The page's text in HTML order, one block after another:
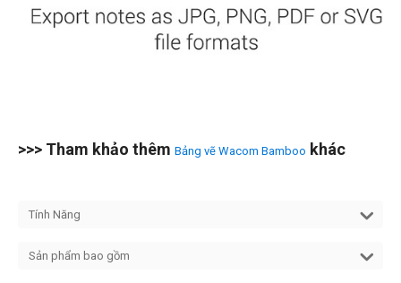
>>> Tham khảo thêm Bảng vẽ Wacom Bamboo khác
Tính Năng
Sản phẩm bao gồm